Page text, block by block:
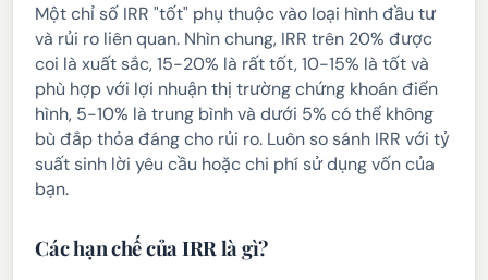
Một chỉ số IRR "tốt" phụ thuộc vào loại hình đầu tư
và rủi ro liên quan. Nhìn chung, IRR trên 20% được
coi là xuất sắc, 15-20% là rất tốt, 10-15% là tốt và
phù hợp với lợi nhuận thị trường chứng khoán điển
hình, 5-10% là trung bình và dưới 5% có thể không
bù đắp thỏa đáng cho rủi ro. Luôn so sánh IRR với tỷ
suất sinh lời yêu cầu hoặc chi phí sử dụng vốn của
bạn.
Các hạn chế của IRR là gì?